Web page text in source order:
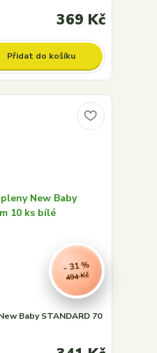
369 Kč
Přidat do košíku
494 Kč
- 31 %
Baby STANDARD 70